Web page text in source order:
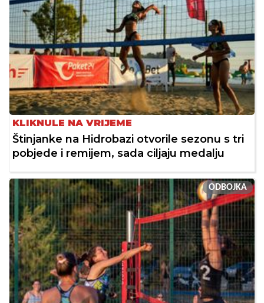
KLIKNULE NA VRIJEME
Štinjanke na Hidrobazi otvorile sezonu s tri
pobjede i remijem, sada ciljaju medalju
ODBOJKA